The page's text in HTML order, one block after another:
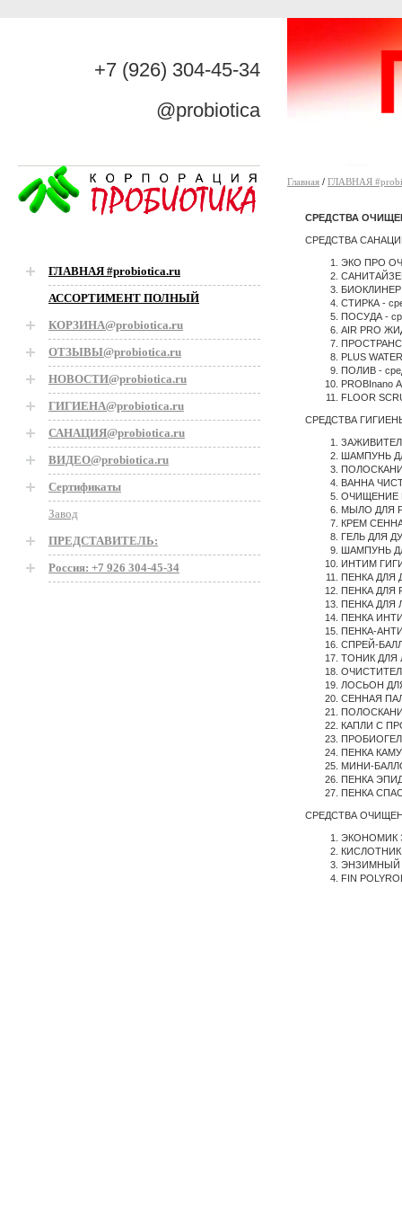
+7 (926) 304-45-34
@probiotica
ГЛАВНАЯ #probiotica.ru
АССОРТИМЕНТ ПОЛНЫЙ
КОРЗИНА@probiotica.ru
ОТЗЫВЫ@probiotica.ru
НОВОСТИ@probiotica.ru
ГИГИЕНА@probiotica.ru
САНАЦИЯ@probiotica.ru
ВИДЕО@probiotica.ru
Сертификаты
Завод
ПРЕДСТАВИТЕЛЬ:
Россия: +7 926 304-45-34
Главная / ГЛАВНАЯ
СРЕДСТВА
СРЕДСТВА
ЭКО ПРО
САНИТАЙЗЕР
БИОКЛИНЕР -
СТИРКА -
ПОСУДА -
AIR PRO
PLUS
ПОЛИВ -
PROBInano
FLOOR
СРЕДСТВА
ШАМПУНЬ
ВАННА
ОЧИЩЕНИЕ
МЫЛО ДЛЯ
КРЕМ
ГЕЛЬ ДЛЯ
ШАМПУНЬ
ИНТИМ
ПЕНКА ДЛЯ
ПЕНКА ДЛЯ
ПЕНКА ДЛЯ
ПЕНКА
ПЕНКА-
СПРЕЙ-
ТОНИК ДЛЯ
ЛОСЬОН ДЛЯ
СЕННАЯ
КАПЛИ С
ПЕНКА
МИНИ-
ПЕНКА
ПЕНКА
СРЕДСТВА
ЭКОНОМИК
КИСЛОТНИК -
ЭНЗИМНЫЙ
FIN